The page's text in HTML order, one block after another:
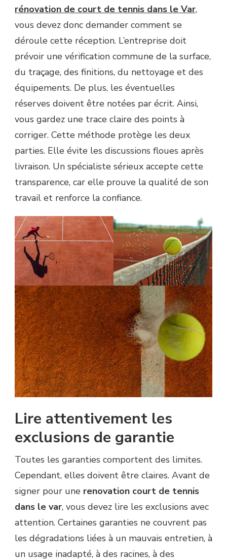
rénovation de court de tennis dans le Var,
vous devez donc demander comment se
déroule cette réception. L’entreprise doit
prévoir une vérification commune de la surface,
du traçage, des finitions, du nettoyage et des
équipements. De plus, les éventuelles
réserves doivent être notées par écrit. Ainsi,
vous gardez une trace claire des points à
corriger. Cette méthode protège les deux
parties. Elle évite les discussions floues après
livraison. Un spécialiste sérieux accepte cette
transparence, car elle prouve la qualité de son
travail et renforce la confiance.
Lire attentivement les
exclusions de garantie
Toutes les garanties comportent des limites.
Cependant, elles doivent être claires. Avant de
signer pour une renovation court de tennis
dans le var, vous devez lire les exclusions avec
attention. Certaines garanties ne couvrent pas
les dégradations liées à un mauvais entretien, à
un usage inadapté, à des racines, à des